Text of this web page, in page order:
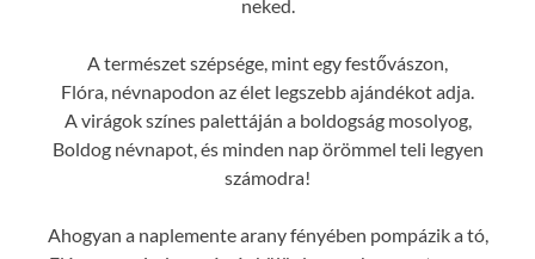
neked.
A természet szépsége, mint egy festővászon,
Flóra, névnapodon az élet legszebb ajándékot adja.
A virágok színes palettáján a boldogság mosolyog,
Boldog névnapot, és minden nap örömmel teli legyen
számodra!
Ahogyan a naplemente arany fényében pompázik a tó,